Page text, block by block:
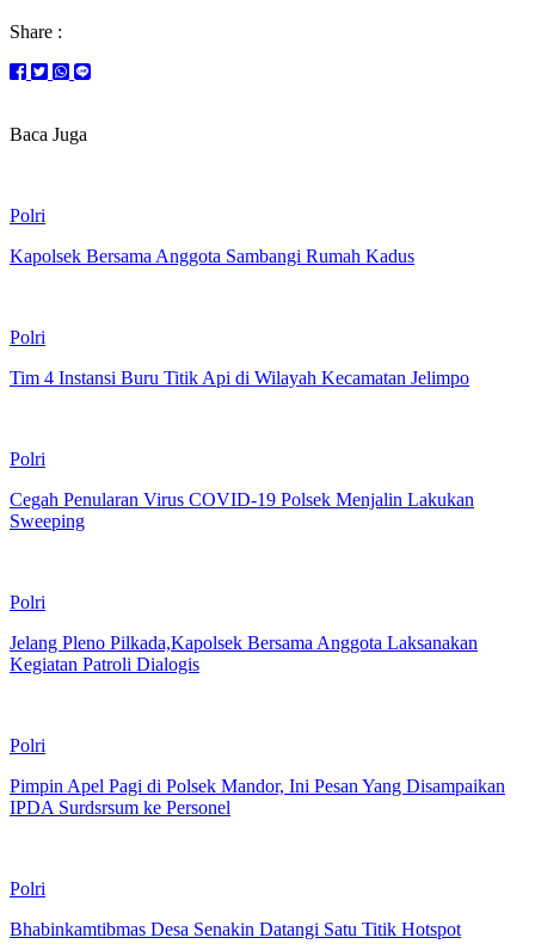
Share :
Baca Juga
Polri
Kapolsek Bersama Anggota Sambangi Rumah Kadus
Polri
Tim 4 Instansi Buru Titik Api di Wilayah Kecamatan Jelimpo
Polri
Cegah Penularan Virus COVID-19 Polsek Menjalin Lakukan
Sweeping
Polri
Jelang Pleno Pilkada,Kapolsek Bersama Anggota Laksanakan
Kegiatan Patroli Dialogis
Polri
Pimpin Apel Pagi di Polsek Mandor, Ini Pesan Yang Disampaikan
IPDA Surdsrsum ke Personel
Polri
Bhabinkamtibmas Desa Senakin Datangi Satu Titik Hotspot